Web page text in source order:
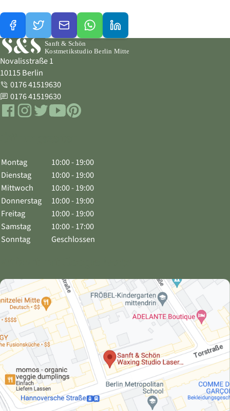
Novalisstraße 1
10115 Berlin
Telefon
0176 41519630
WhatsApp
0176 41519630
FacebookInstagram
TwitterYouTube
Montag
10:00 - 19:00
Dienstag
10:00 - 19:00
Mittwoch
10:00 - 19:00
Donnerstag
10:00 - 19:00
Freitag
10:00 - 19:00
Samstag
10:00 - 17:00
Sonntag
Geschlossen